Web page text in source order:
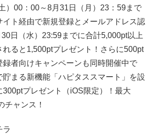
）00：00～8月31日（月）23：59まで
イト経由で新規登録とメールアドレス認
日（水）23:59までに合計5,000pt以上
れると1,500ptプレゼント！さらに500pt
録者向けキャンペーンも同時開催中で
貯まる新機能「ハピタススマート」を設
300ptプレゼント（iOS限定）！最大
チャンス！
ラ